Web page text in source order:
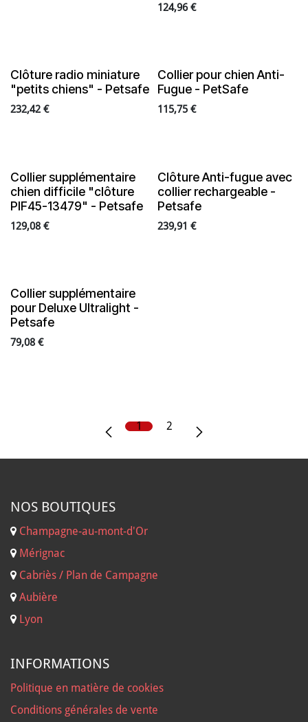
124,96€
Clôture radio miniature
"petits chiens" - Petsafe
232,42 €
Collier pour chien Anti-
Fugue - PetSafe
115,75€
En rupture de stock
Collier supplémentaire
chien difficile "clôture
PIF45-13479" - Petsafe
129,08 €
Clôture Anti-fugue avec
collier rechargeable -
Petsafe
239,91 €
Collier supplémentaire
pour Deluxe Ultralight -
Petsafe
79,08 €
1 2
NOS BOUTIQUES
Champagne-au-mont-d'Or
Mérignac
Cabriès / Plan de Campagne
Aubière
Lyon
INFORMATIONS
Politique en matière de cookies
Conditions générales de vente